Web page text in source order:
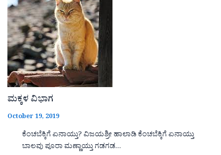
ಮಕ್ಕಳ ವಿಭಾಗ
October 19, 2019
ಕೆಂಚಬೆಕ್ಕಿಗೆ ಏನಾಯ್ತು? ವಿಜಯಶ್ರೀ ಹಾಲಾಡಿ ಕೆಂಚಬೆಕ್ಕಿಗೆ ಏನಾಯ್ತು
ಬಾಲವು ಪೂರಾ ಮಣ್ಣಾಯ್ತು ಗಡಗಡ…